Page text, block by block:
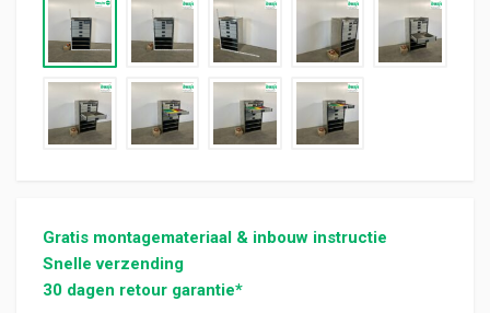
Gratis montagemateriaal & inbouw instructie
Snelle verzending
30 dagen retour garantie*